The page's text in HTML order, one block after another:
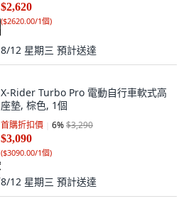
$2,620
($2620.00/1個)
8/12 星期三 預計送達
X-Rider Turbo Pro 電動自行車軟式高
座墊, 棕色, 1個
首購折扣價 6%$3,290
$3,090
($3090.00/1個)
8/12 星期三 預計送達